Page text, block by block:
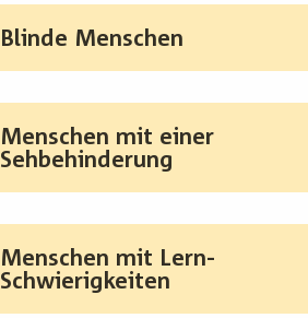
Blinde Menschen
Menschen mit einer
Sehbehinderung
Menschen mit Lern-
Schwierigkeiten